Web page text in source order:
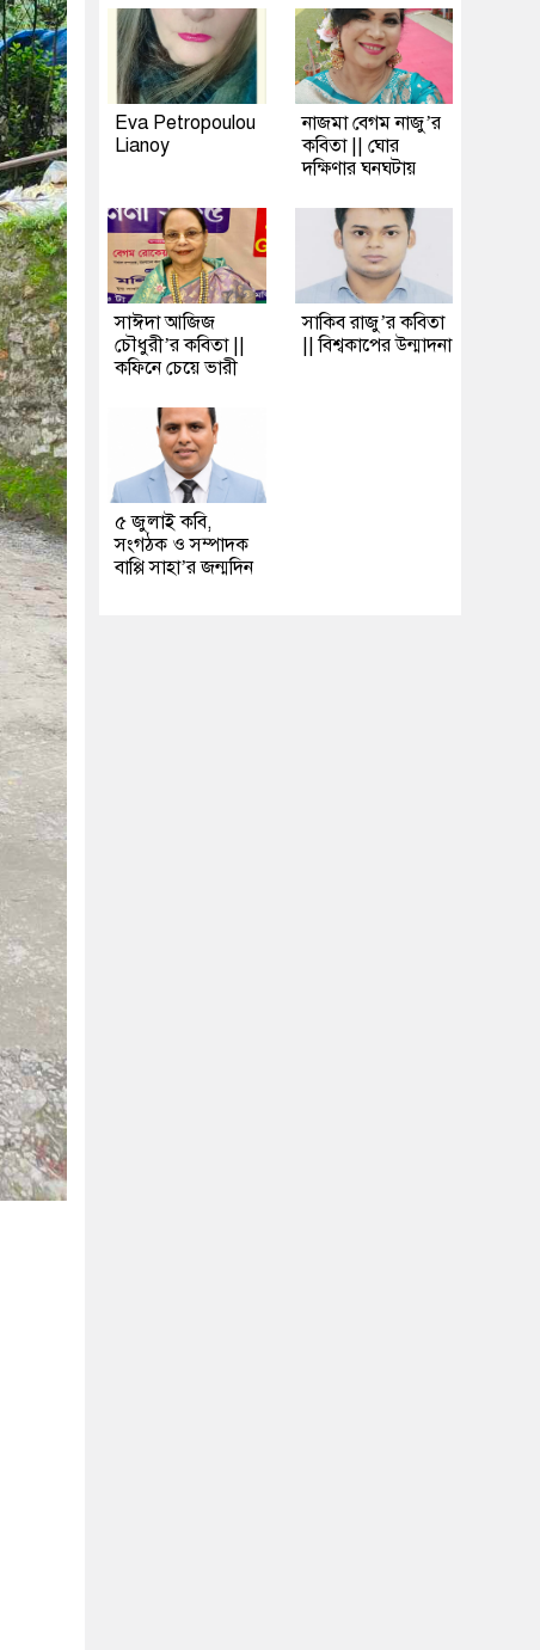
Eva Petropoulou
Lianoy
নাজমা বেগম নাজু’র
কবিতা || ঘোর
দক্ষিণার ঘনঘটায়
সাঈদা আজিজ
চৌধুরী’র কবিতা ||
কফিনে চেয়ে ভারী
সাকিব রাজু’র কবিতা
|| বিশ্বকাপের উন্মাদনা
৫ জুলাই কবি,
সংগঠক ও সম্পাদক
বাপ্পি সাহা’র জন্মদিন